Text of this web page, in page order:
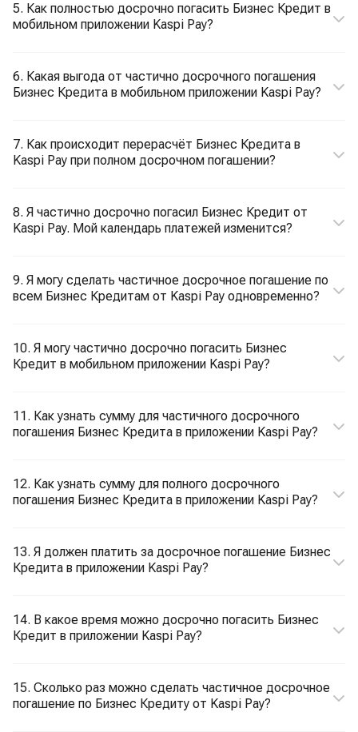
5. Как полностью досрочно погасить Бизнес Кредит в
мобильном приложении Kaspi Pay?
6. Какая выгода от частично досрочного погашения
Бизнес Кредита в мобильном приложении Kaspi Pay?
7. Как происходит перерасчёт Бизнес Кредита в
Kaspi Pay при полном досрочном погашении?
8. Я частично досрочно погасил Бизнес Кредит от
Kaspi Pay. Мой календарь платежей изменится?
9. Я могу сделать частичное досрочное погашение по
всем Бизнес Кредитам от Kaspi Pay одновременно?
10. Я могу частично досрочно погасить Бизнес
Кредит в мобильном приложении Kaspi Pay?
11. Как узнать сумму для частичного досрочного
погашения Бизнес Кредита в приложении Kaspi Pay?
12. Как узнать сумму для полного досрочного
погашения Бизнес Кредита в приложении Kaspi Pay?
13. Я должен платить за досрочное погашение Бизнес
Кредита в приложении Kaspi Pay?
14. В какое время можно досрочно погасить Бизнес
Кредит в приложении Kaspi Pay?
15. Сколько раз можно сделать частичное досрочное
погашение по Бизнес Кредиту от Kaspi Pay?